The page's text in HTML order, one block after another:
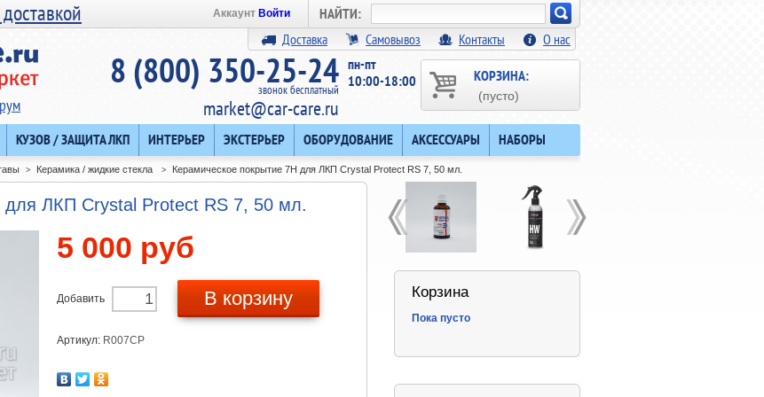
НАЙТИ:
Искать!
Аккаунт Войти
Доставка Самовывоз Контакты О нас
КОРЗИНА:
(пусто)
пн-пт
10:00-18:00
8 (800) 350-25-24
звонок бесплатный
market@car-care.ru
КУЗОВ / ЗАЩИТА ЛКП ИНТЕРЬЕР ЭКСТЕРЬЕР ОБОРУДОВАНИЕ АКСЕССУАРЫ НАБОРЫ
> Керамика / жидкие стекла > Керамическое покрытие 7H для ЛКП Crystal Protect RS 7, 50 мл.
для ЛКП Crystal Protect RS 7, 50 мл.
5 000 руб
Добавить В корзину
Артикул: R007CP
Корзина
Пока пусто